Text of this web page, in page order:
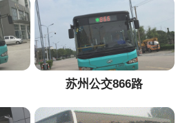
苏州公交866路